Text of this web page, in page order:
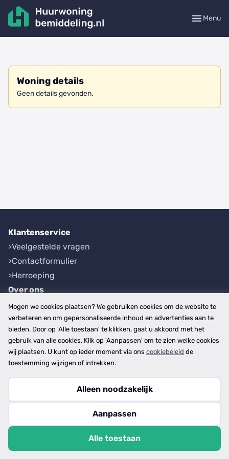
Menu
Woning details
Geen details gevonden.
Klantenservice
Veelgestelde vragen
Contactformulier
Herroeping
Over ons
Bedrijfsgegevens
Werkwijze
Overzichten
Plaatsen
Provincies
Copyright © 2026
privacy- en cookiebeleid
Mogen we cookies plaatsen? We gebruiken cookies om de website te
verbeteren en om gepersonaliseerde inhoud en advertenties aan te
bieden. Door op 'Alle toestaan' te klikken, gaat u akkoord met het
gebruik van alle cookies. Klik op 'Aanpassen' om te zien welke cookies
wij plaatsen. U kunt op ieder moment via ons cookiebeleid de
toestemming wijzigen of intrekken.
Alleen noodzakelijk
Aanpassen
Alle toestaan